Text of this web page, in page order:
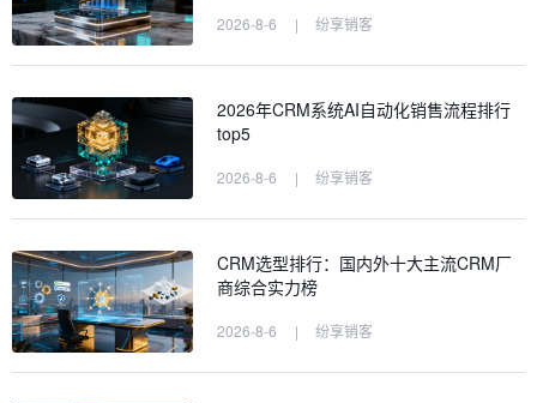
2026-8-6 | 纷享销客
2026年CRM系统AI自动化销售流程排行
top5
2026-8-6 | 纷享销客
CRM选型排行：国内外十大主流CRM厂
商综合实力榜
2026-8-6 | 纷享销客